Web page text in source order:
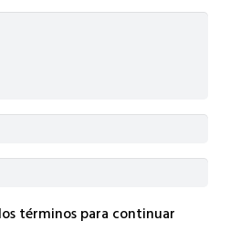
términos para continuar